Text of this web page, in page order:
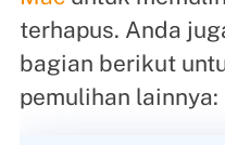
terhapus. Anda
bagian berikut
pemulihan lainnya: